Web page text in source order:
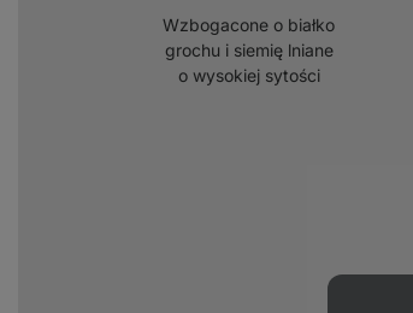
Wzbogacone o białko
grochu i siemię lniane
o wysokiej sytości